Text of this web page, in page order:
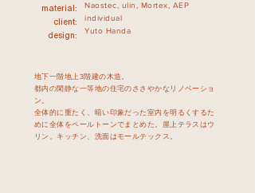
material:
client:
design:
Naostec, ulin, Mortex, AEP
individual
Yuto Handa
地下一階地上3階建の木造。
都内の閑静な一等地の住宅のささやかなリノベーショ
ン。
全体的に重たく、暗い印象だった室内を明るくするた
めに全体をペールトーンでまとめた。屋上テラスはウ
リン。キッチン、洗面はモールテックス。